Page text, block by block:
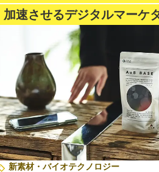
加速させるデジタルマーケ
新素材・バイオテクノロジー